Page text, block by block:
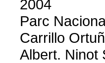
2004
Parc
Carrillo
Albert. Ninot